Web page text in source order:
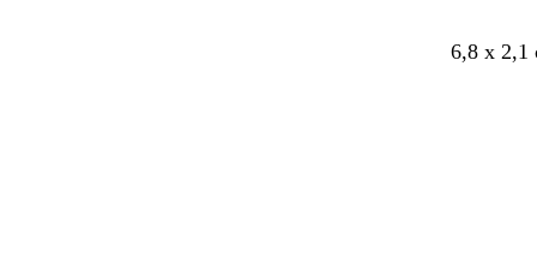
6,8 x 2,1